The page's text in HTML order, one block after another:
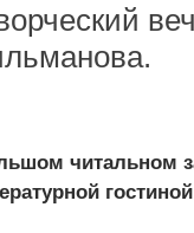
читальном